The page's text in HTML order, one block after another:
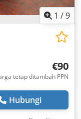
1 /9
€90
tetap ditambah PPN
Hubungi